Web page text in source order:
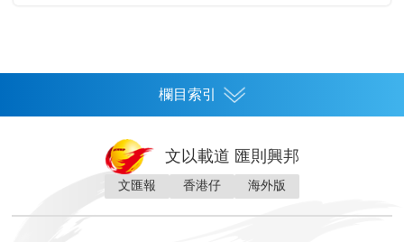
欄目索引
灣區人
文以載道 匯則興邦
文匯報 香港仔 海外版